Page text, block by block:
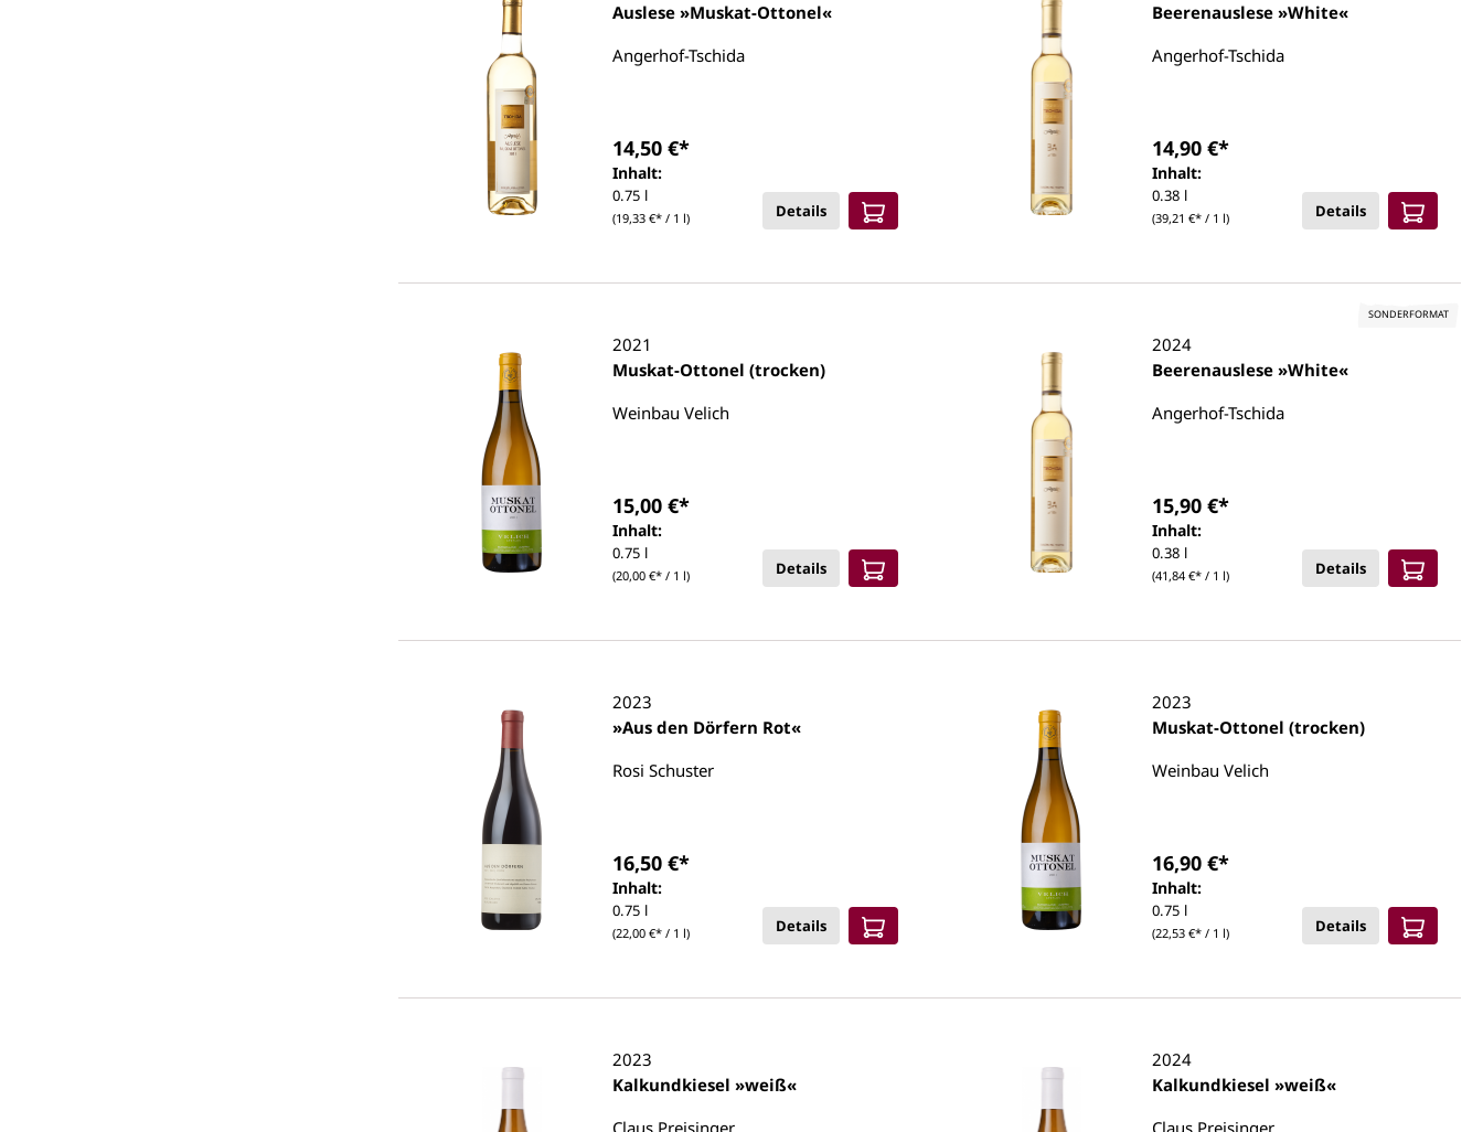
Auslese »Muskat-Ottonel«
Angerhof-Tschida
Inhalt:
0.75 l
(19,33 €* / 1 l)
14,50 €*
Details
Beerenauslese »White«
Angerhof-Tschida
Inhalt:
0.38 l
(39,21 €* / 1 l)
14,90 €*
Details
2021
Muskat-Ottonel (trocken)
Weinbau Velich
Inhalt:
0.75 l
(20,00 €* / 1 l)
15,00 €*
Details
SONDERFORMAT
2024
Beerenauslese »White«
Angerhof-Tschida
Inhalt:
0.38 l
(41,84 €* / 1 l)
15,90 €*
Details
2023
»Aus den Dörfern Rot«
Rosi Schuster
Inhalt:
0.75 l
(22,00 €* / 1 l)
16,50 €*
Details
2023
Muskat-Ottonel (trocken)
Weinbau Velich
Inhalt:
0.75 l
(22,53 €* / 1 l)
16,90 €*
Details
2023
Kalkundkiesel »weiß«
2024
Kalkundkiesel »weiß«